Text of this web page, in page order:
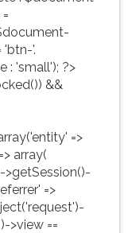
'btn-'.
: 'small'); ?>
&&
=>
array(
>getSession()-
=>
>view ==